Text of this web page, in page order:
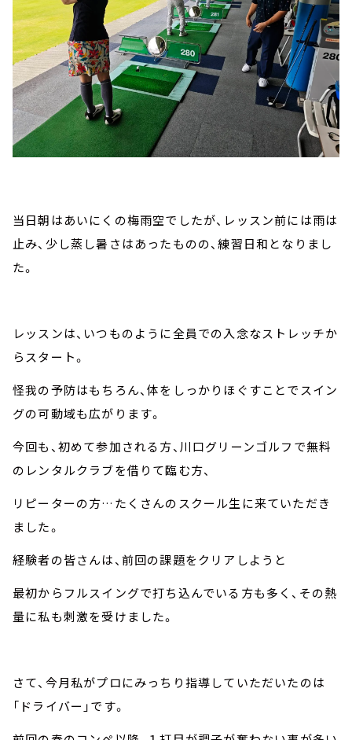
当日朝はあいにくの梅雨空でしたが、レッスン前には雨は
止み、少し蒸し暑さはあったものの、練習日和となりまし
た。
レッスンは、いつものように全員での入念なストレッチか
らスタート。
怪我の予防はもちろん、体をしっかりほぐすことでスイン
グの可動域も広がります。
今回も、初めて参加される方、川口グリーンゴルフで無料
のレンタルクラブを借りて臨む方、
リピーターの方…たくさんのスクール生に来ていただき
ました。
経験者の皆さんは、前回の課題をクリアしようと
最初からフルスイングで打ち込んでいる方も多く、その熱
量に私も刺激を受けました。
さて、今月私がプロにみっちり指導していただいたのは
「ドライバー」です。